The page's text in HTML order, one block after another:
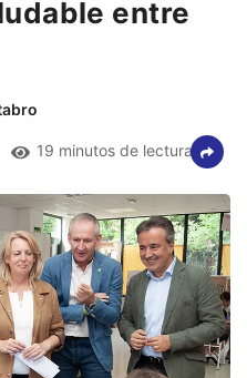
entre
19 minutos de lectura